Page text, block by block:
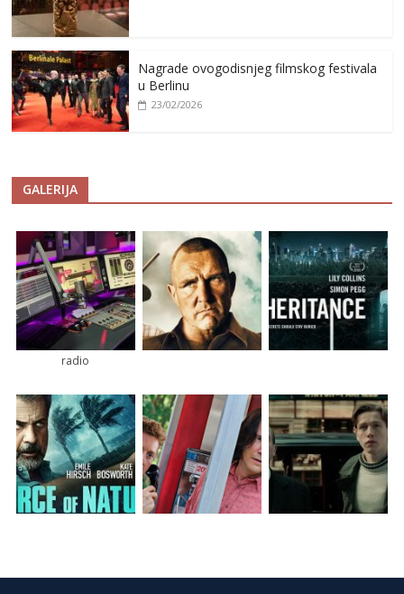
Nagrade ovogodisnjeg filmskog festivala
u Berlinu
23/02/2026
GALERIJA
radio